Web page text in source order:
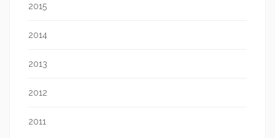
2015
2014
2013
2012
2011